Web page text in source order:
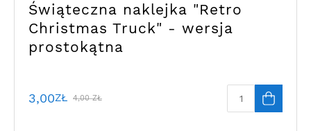
Świąteczna naklejka "Retro
Christmas Truck" - wersja
prostokątna
3,00ZŁ 4,00ZŁ